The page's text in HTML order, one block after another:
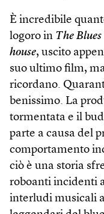
È incredibile
logoro in The
house, uscito
suo ultimo film,
ricordano.
benissimo. La
tormentata e il
parte a causa del
comportamento
ciò è una storia
roboanti incidenti
interludi musicali